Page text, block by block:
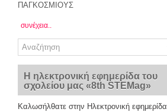
ΠΑΓΚΟΣΜΙΟΥΣ
συνέχεια..
Η ηλεκτρονική εφημερίδα του
σχολείου μας «8th STEMag»
Καλωσήλθατε στην Ηλεκτρονική εφημερίδα